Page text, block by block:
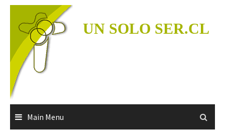
Skip
content
UN SOLO SER.CL
Main Menu